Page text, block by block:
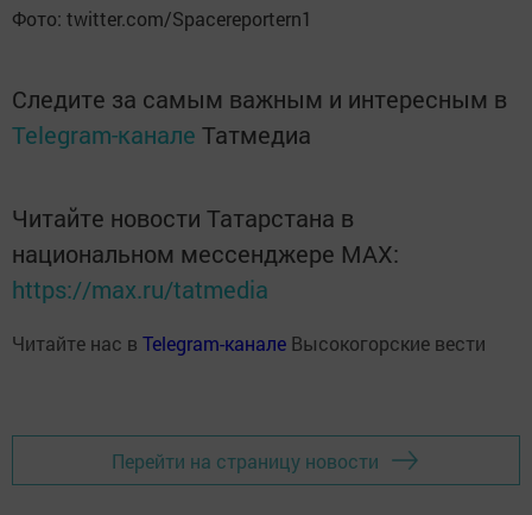
Фото: twitter.com/Spacereportern1
Следите за самым важным и интересным в
Telegram-канале Татмедиа
Читайте новости Татарстана в
национальном мессенджере MАХ:
https://max.ru/tatmedia
Читайте нас в Telegram-канале Высокогорские вести
Перейти на страницу новости